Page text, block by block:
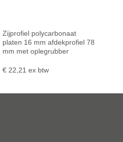
Zijprofiel polycarbonaat
platen 16 mm afdekprofiel 78
mm met oplegrubber
€22,21 ex btw